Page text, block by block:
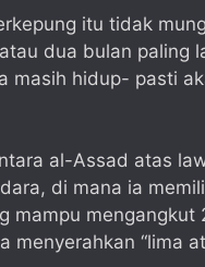
itu tidak
dua bulan paling
masih hidup- pasti
al-Assad atas
di mana ia
mampu
menyerahkan “lima